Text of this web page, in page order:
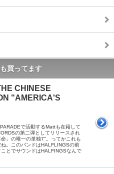
買ってます
CHINESE
"AMERICA'S
で活動するMattも在籍して
の第二弾としてリリースされ
」の唯一の単独7"。ってかこれも
。このバンドはHALFLINGSの前
とでサウンドはHALFINGSなんで